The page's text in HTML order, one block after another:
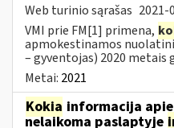
Web turinio sąrašas 2021-
VMI prie FM[1] primena,
apmokestinamos
– gyventojas) 2020
Metai: 2021
Kokia informacija apie
nelaikoma paslaptyje